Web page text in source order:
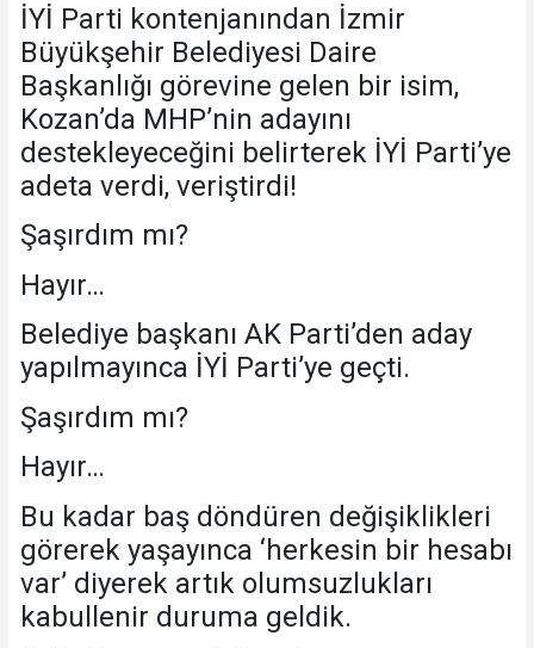
İYİ Parti kontenjanından İzmir
Büyükşehir Belediyesi Daire
Başkanlığı görevine gelen bir isim,
Kozan’da MHP’nin adayını
destekleyeceğini belirterek İYİ Parti’ye
adeta verdi, veriştirdi!
Şaşırdım mı?
Hayır…
Belediye başkanı AK Parti’den aday
yapılmayınca İYİ Parti’ye geçti.
Şaşırdım mı?
Hayır…
Bu kadar baş döndüren değişiklikleri
görerek yaşayınca ‘herkesin bir hesabı
var’ diyerek artık olumsuzlukları
kabullenir duruma geldik.